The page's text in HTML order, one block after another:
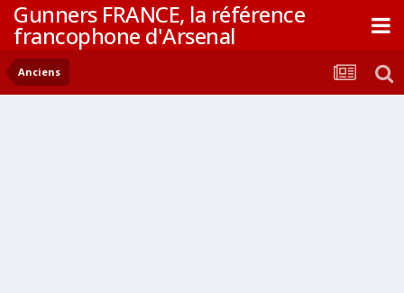
Gunners FRANCE, la référence
francophone d'Arsenal
Anciens